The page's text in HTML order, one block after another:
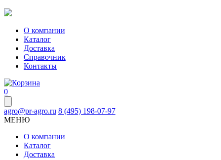
О компании
Каталог
Доставка
Справочник
Контакты
0
agro@pr-agro.ru 8 (495) 198-07-97
МЕНЮ
О компании
Каталог
Доставка